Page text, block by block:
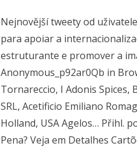
Nejnovější tweety od
para apoiar a
estruturante e promover a
Anonymous_p92ar0Qb in
Tornareccio, I Adonis Spices,
SRL, Acetificio Emiliano
Holland, USA Agelos… Přihl.
Pena? Veja em Detalhes